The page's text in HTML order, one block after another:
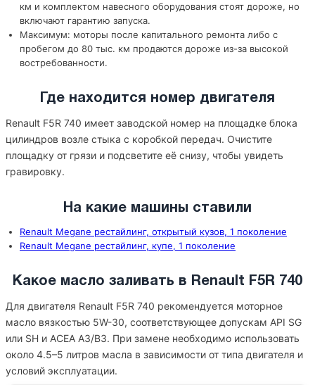
км и комплектом навесного оборудования стоят дороже, но
включают гарантию запуска.
Максимум: моторы после капитального ремонта либо с
пробегом до 80 тыс. км продаются дороже из-за высокой
востребованности.
Где находится номер двигателя
Renault F5R 740 имеет заводской номер на площадке блока
цилиндров возле стыка с коробкой передач. Очистите
площадку от грязи и подсветите её снизу, чтобы увидеть
гравировку.
На какие машины ставили
Renault Megane рестайлинг, открытый кузов, 1 поколение
Renault Megane рестайлинг, купе, 1 поколение
Какое масло заливать в Renault F5R 740
Для двигателя Renault F5R 740 рекомендуется моторное
масло вязкостью 5W-30, соответствующее допускам API SG
или SH и ACEA A3/B3. При замене необходимо использовать
около 4.5–5 литров масла в зависимости от типа двигателя и
условий эксплуатации.